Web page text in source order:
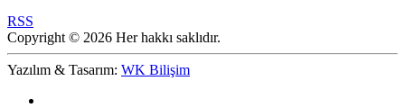
RSS
Copyright © 2026 Her hakkı saklıdır.
Yazılım & Tasarım: WK Bilişim